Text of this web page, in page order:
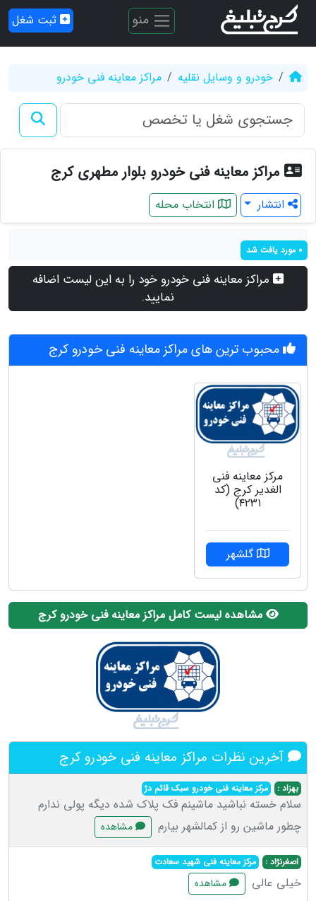
منو ثبت شغل
خودرو و وسایل نقلیه مراکز معاینه فنی خودرو
مراکز معاینه فنی خودرو بلوار مطهری کرج
انتشار انتخاب محله
0 مورد یافت شد
مراکز معاینه فنی خودرو خود را به این لیست اضافه
نمایید.
محبوب ترین های مراکز معاینه فنی خودرو کرج
مرکز معاینه فنی
الغدیر کرج (کد
۴۲۳۱)
گلشهر
مشاهده لیست کامل مراکز معاینه فنی خودرو کرج
آخرین نظرات مراکز معاینه فنی خودرو کرج
بهزاد : مرکز معاینه فنی خودرو سبک قائم دژ
سلام خسته نباشید ماشینم فک پلاک شده دیگه پولی ندارم
چطور ماشین رو از کمالشهر بیارم
مشاهده
اصغرنژاد : مرکز معاینه فنی شهید سعادت
خیلی عالی مشاهده